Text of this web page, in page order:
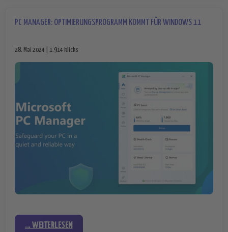
PC MANAGER: OPTIMIERUNGSPROGRAMM KOMMT FÜR WINDOWS 11
28. Mai 2024 | 1.914 klicks
... WEITERLESEN